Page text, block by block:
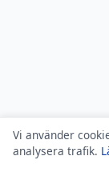
Vi använder
analysera trafik.